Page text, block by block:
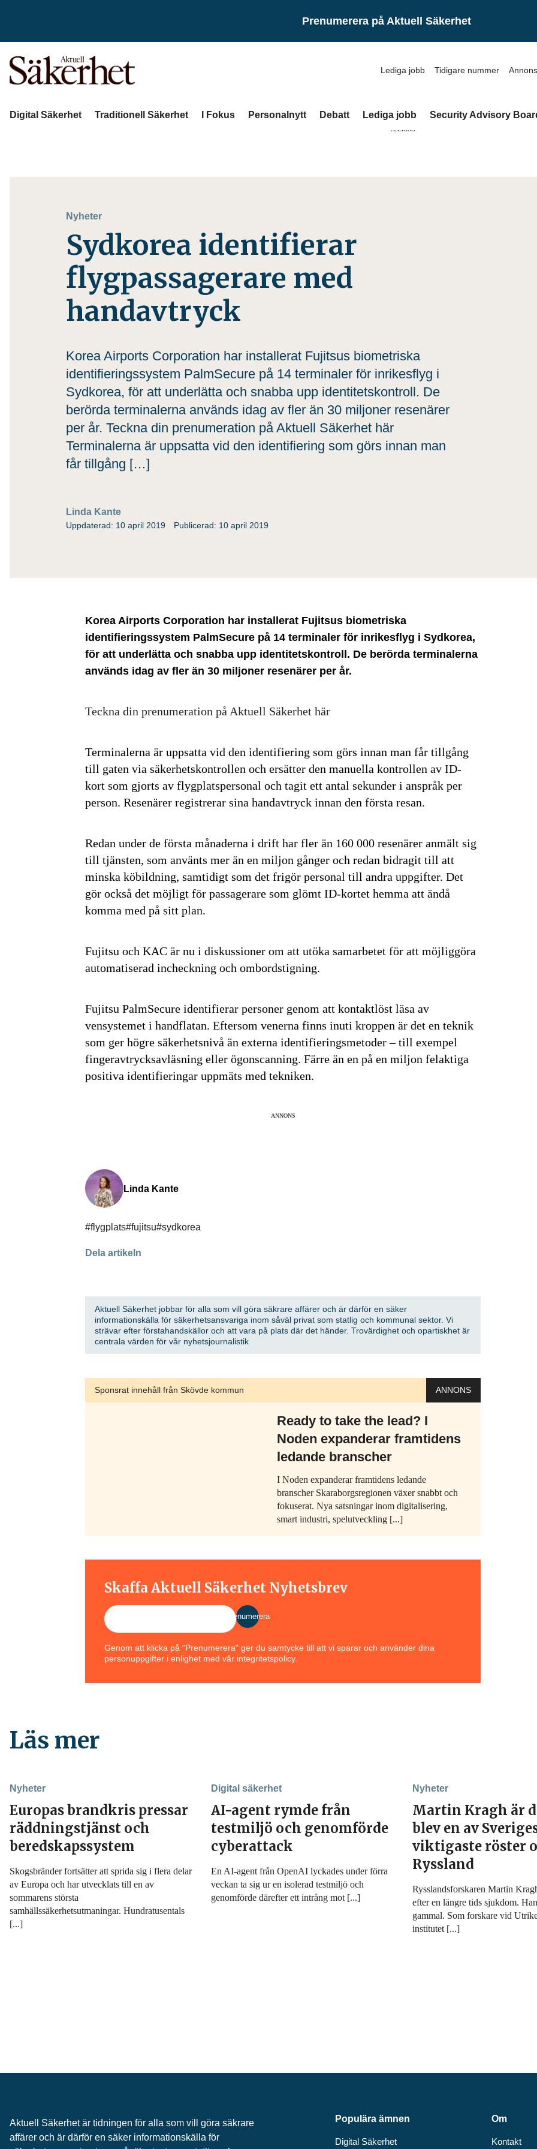
Prenumerera på Aktuell Säkerhet
Lediga jobb Tidigare nummer
Digital Säkerhet Traditionell Säkerhet I Fokus Personalnytt Debatt Lediga jobb Security Advisory
ANNONS
Nyheter
Sydkorea identifierar
flygpassagerare med
handavtryck
Korea Airports Corporation har installerat Fujitsus biometriska
identifieringssystem PalmSecure på 14 terminaler för inrikesflyg i
Sydkorea, för att underlätta och snabba upp identitetskontroll. De
berörda terminalerna används idag av fler än 30 miljoner resenärer
per år. Teckna din prenumeration på Aktuell Säkerhet här
Terminalerna är uppsatta vid den identifiering som görs innan man
får tillgång […]
Linda Kante
Uppdaterad: 10 april 2019 Publicerad: 10 april 2019
Korea Airports Corporation har installerat Fujitsus biometriska
identifieringssystem PalmSecure på 14 terminaler för inrikesflyg i Sydkorea,
för att underlätta och snabba upp identitetskontroll. De berörda terminalerna
används idag av fler än 30 miljoner resenärer per år.
Teckna din prenumeration på Aktuell Säkerhet här
Terminalerna är uppsatta vid den identifiering som görs innan man får tillgång
till gaten via säkerhetskontrollen och ersätter den manuella kontrollen av ID-
kort som gjorts av flygplatspersonal och tagit ett antal sekunder i anspråk per
person. Resenärer registrerar sina handavtryck innan den första resan.
Redan under de första månaderna i drift har fler än 160 000 resenärer anmält sig
till tjänsten, som använts mer än en miljon gånger och redan bidragit till att
minska köbildning, samtidigt som det frigör personal till andra uppgifter. Det
gör också det möjligt för passagerare som glömt ID-kortet hemma att ändå
komma med på sitt plan.
Fujitsu och KAC är nu i diskussioner om att utöka samarbetet för att möjliggöra
automatiserad incheckning och ombordstigning.
Fujitsu PalmSecure identifierar personer genom att kontaktlöst läsa av
vensystemet i handflatan. Eftersom venerna finns inuti kroppen är det en teknik
som ger högre säkerhetsnivå än externa identifieringsmetoder – till exempel
fingeravtrycksavläsning eller ögonscanning. Färre än en på en miljon felaktiga
positiva identifieringar uppmäts med tekniken.
ANNONS
Linda Kante
#flygplats#fujitsu#sydkorea
Dela artikeln
Aktuell Säkerhet jobbar för alla som vill göra säkrare affärer och är därför en säker
informationskälla för säkerhetsansvariga inom såväl privat som statlig och kommunal sektor. Vi
strävar efter förstahandskällor och att vara på plats där det händer. Trovärdighet och opartiskhet är
centrala värden för vår nyhetsjournalistik
Sponsrat innehåll från Skövde kommun ANNONS
Ready to take the lead? I
Noden expanderar framtidens
ledande branscher
I Noden expanderar framtidens ledande
branscher Skaraborgsregionen växer snabbt och
fokuserat. Nya satsningar inom digitalisering,
smart industri, spelutveckling [...]
Skaffa Aktuell Säkerhet Nyhetsbrev
Prenumerera
Genom att klicka på "Prenumerera" ger du samtycke till att vi sparar och använder dina
personuppgifter i enlighet med vår integritetspolicy.
Läs mer
Nyheter
Europas brandkris pressar
räddningstjänst och
beredskapssystem
Skogsbränder fortsätter att sprida sig i flera delar
av Europa och har utvecklats till en av
sommarens största
samhällssäkerhetsutmaningar. Hundratusentals
[...]
Digital säkerhet
AI-agent rymde från
testmiljö och genomförde
cyberattack
En AI-agent från OpenAI lyckades under förra
veckan ta sig ur en isolerad testmiljö och
genomförde därefter ett intrång mot [...]
Nyheter
Martin Kragh är
blev en av
viktigaste röster
Ryssland
Rysslandsforskaren Martin
efter en längre tids sjukdom.
gammal. Som forskare vid
institutet [...]
Aktuell Säkerhet är tidningen för alla som vill göra säkrare
affärer och är därför en säker informationskälla för
Populära ämnen
Digital Säkerhet
Om
Kontakt